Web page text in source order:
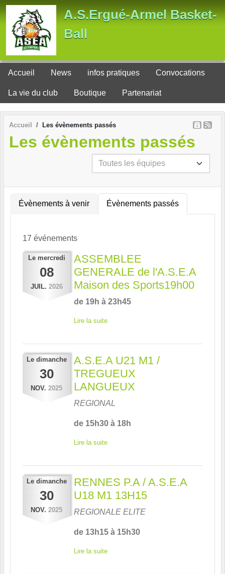
A.S.Ergué-Armel Basket-
Ball
Accueil News infos pratiques Convocations
La vie du club Boutique Partenariat
Accueil Les évènements passés
Les évènements passés
Évènements à venir Évènements passés
17 événements
Le mercredi
08
JUIL. 2026
ASSEMBLEE
GENERALE de l'A.S.E.A
Maison des Sports19h00
de 19h à 23h45
Lire la suite
Le dimanche
30
NOV. 2025
A.S.E.A U21 M1 /
TREGUEUX
LANGUEUX
REGIONAL
de 15h30 à 18h
Lire la suite
Le dimanche
30
NOV. 2025
RENNES P.A / A.S.E.A
U18 M1 13H15
REGIONALE ELITE
de 13h15 à 15h30
Lire la suite
Panneau de gestion des cookies